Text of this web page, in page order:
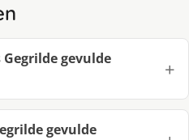
gevulde
gevulde